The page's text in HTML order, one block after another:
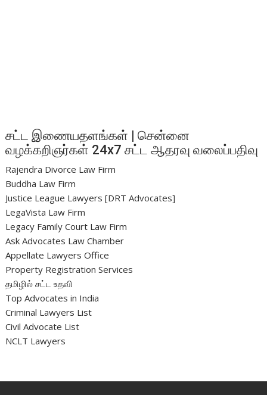
சட்ட இணையதளங்கள் | சென்னை
வழக்கறிஞர்கள் 24x7 சட்ட ஆதரவு வலைப்பதிவு
Rajendra Divorce Law Firm
Buddha Law Firm
Justice League Lawyers [DRT Advocates]
LegaVista Law Firm
Legacy Family Court Law Firm
Ask Advocates Law Chamber
Appellate Lawyers Office
Property Registration Services
தமிழில் சட்ட உதவி
Top Advocates in India
Criminal Lawyers List
Civil Advocate List
NCLT Lawyers